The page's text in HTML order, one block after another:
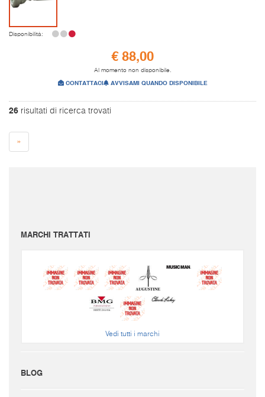
Disponibilità:
€ 88,00
Al momento non disponibile.
CONTATTACI AVVISAMI QUANDO DISPONIBILE
26 risultati di ricerca trovati
»
MARCHI TRATTATI
Vedi tutti i marchi
BLOG